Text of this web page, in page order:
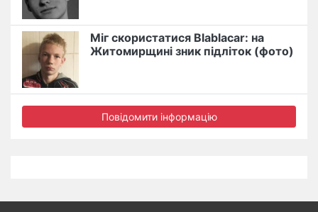
Міг скористатися Blablacar: на
Житомирщині зник підліток (фото)
Повідомити інформацію